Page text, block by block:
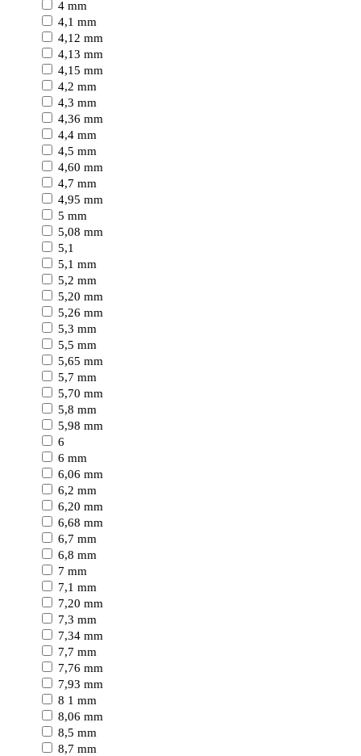
4 mm
4,1 mm
4,12 mm
4,13 mm
4,15 mm
4,2 mm
4,3 mm
4,36 mm
4,4 mm
4,5 mm
4,60 mm
4,7 mm
4,95 mm
5 mm
5,08 mm
5,1
5,1 mm
5,2 mm
5,20 mm
5,26 mm
5,3 mm
5,5 mm
5,65 mm
5,7 mm
5,70 mm
5,8 mm
5,98 mm
6
6 mm
6,06 mm
6,2 mm
6,20 mm
6,68 mm
6,7 mm
6,8 mm
7 mm
7,1 mm
7,20 mm
7,3 mm
7,34 mm
7,7 mm
7,76 mm
7,93 mm
8 1 mm
8,06 mm
8,5 mm
8,7 mm